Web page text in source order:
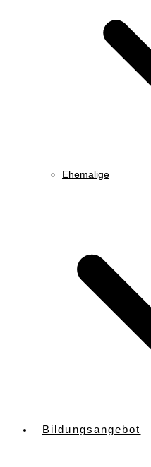
Ehemalige
Bildungsangebot